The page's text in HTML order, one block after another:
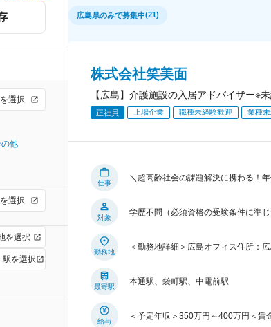
選択
他
選択
を選択
駅を選択
広島県のみで募集中(21)
株式会社笑美面
【広島】介護施設の入居アドバイザー※
正社員 上場企業 職種未経験歓迎 業種
仕事
＼超高齢社会の課題解決に携わる！
対象
学歴不問（必須資格の受験条件に準じ
勤務地
＜勤務地詳細＞広島オフィス住所：
最寄駅
本通駅、袋町駅、中電前駅
給与
＜予定年収＞350万円～400万円＜賃